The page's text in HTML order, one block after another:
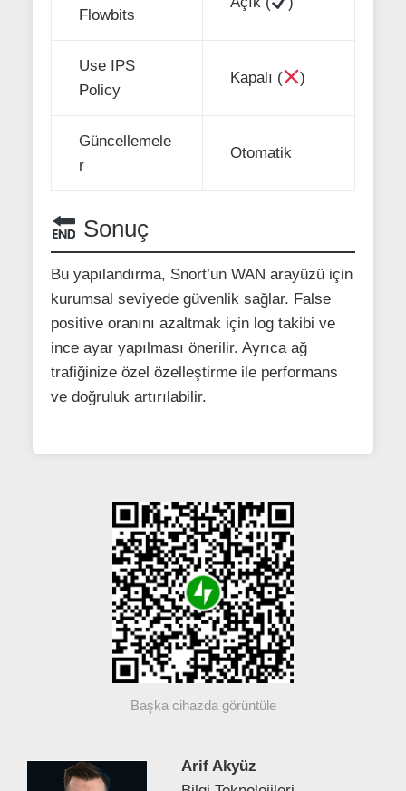
Flowbits
Use IPS
Policy
Kapalı ( )
Güncellemele
r
Otomatik
Sonuç
Bu yapılandırma, Snort’un WAN arayüzü için
kurumsal seviyede güvenlik sağlar. False
positive oranını azaltmak için log takibi ve
ince ayar yapılması önerilir. Ayrıca ağ
trafiğinize özel özelleştirme ile performans
ve doğruluk artırılabilir.
Başka cihazda görüntüle
Arif Akyüz